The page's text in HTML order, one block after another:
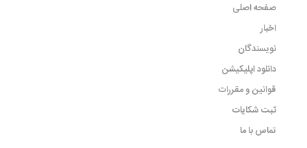
صفحه اصلی
اخبار
نویسندگان
دانلود اپلیکیشن
قوانین و مقررات
ثبت شکایات
تماس با ما